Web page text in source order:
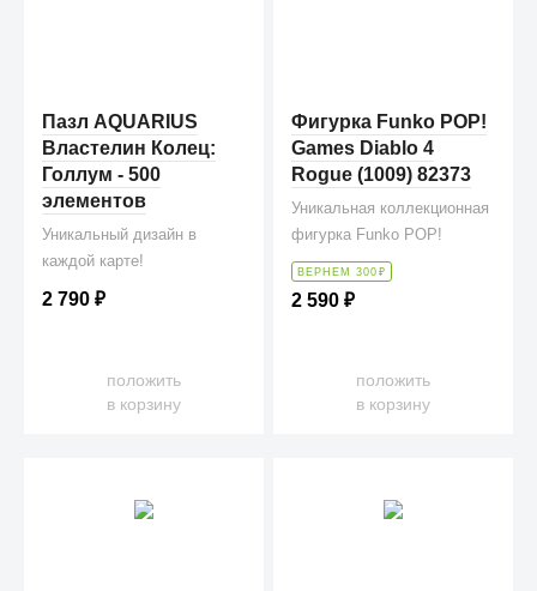
Пазл AQUARIUS
Властелин Колец:
Голлум - 500
элементов
Уникальный дизайн в
каждой карте!
2 790₽
положить
в корзину
Фигурка Funko POP!
Games Diablo 4
Rogue (1009) 82373
Уникальная коллекционная
фигурка Funko POP!
ВЕРНЕМ 300 ₽
2 590₽
положить
в корзину